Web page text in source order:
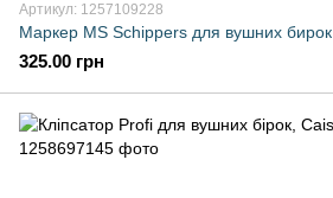
Артикул: 1257109228
Маркер MS Schippers для вушних бирок
325.00 грн